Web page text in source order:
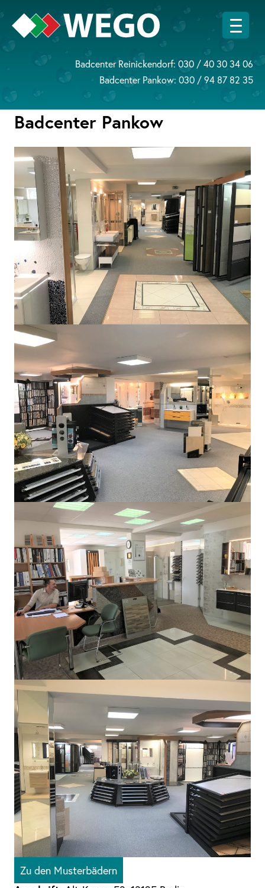
Badcenter Reinickendorf: 030 / 40 30 34 06
Badcenter Pankow: 030 / 94 87 82 35
Badcenter Pankow
Zu den Musterbädern